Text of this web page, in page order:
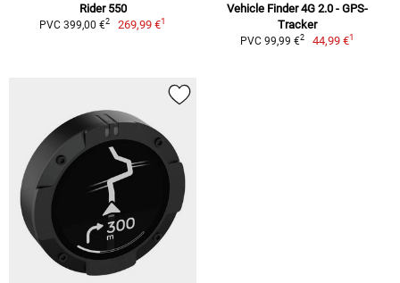
Rider 550
PVC 399,00 €2 269,99 €1
Vehicle Finder 4G 2.0 - GPS-
Tracker
PVC 99,99 €2 44,99 €1